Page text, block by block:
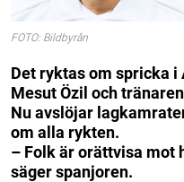
FOTO: Bildbyrån
Det ryktas om spricka
Mesut Özil och
Nu avslöjar
om alla rykten.
– Folk är orättvisa mot
säger spanjoren.